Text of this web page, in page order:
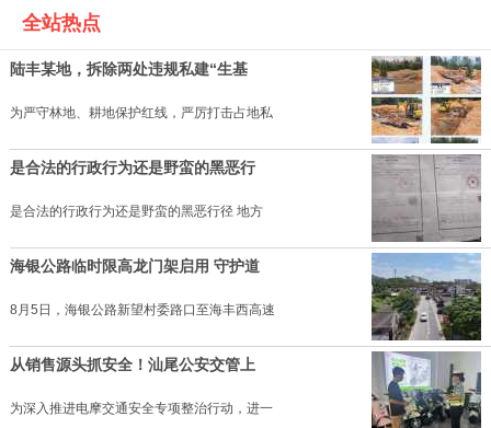
全站热点
陆丰某地，拆除两处违规私建“生基
为严守林地、耕地保护红线，严厉打击占地私
是合法的行政行为还是野蛮的黑恶行
是合法的行政行为还是野蛮的黑恶行径 地方
海银公路临时限高龙门架启用 守护道
8月5日，海银公路新望村委路口至海丰西高速
从销售源头抓安全！汕尾公安交管上
为深入推进电摩交通安全专项整治行动，进一